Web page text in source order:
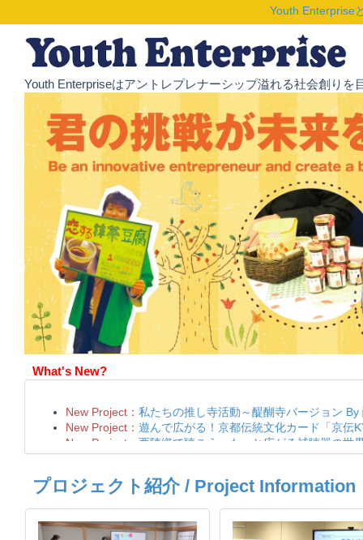
Youth Enterprise
Youth Enterpriseはアントレプレナーシップ溢れる社会創り
What's New?
プロジェクト紹介 / Project Information